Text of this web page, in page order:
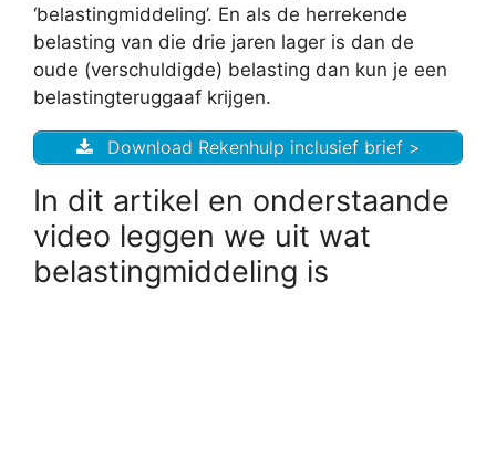
‘belastingmiddeling’. En als de herrekende
belasting van die drie jaren lager is dan de
oude (verschuldigde) belasting dan kun je een
belastingteruggaaf krijgen.
Download Rekenhulp inclusief brief >
In dit artikel en onderstaande
video leggen we uit wat
belastingmiddeling is